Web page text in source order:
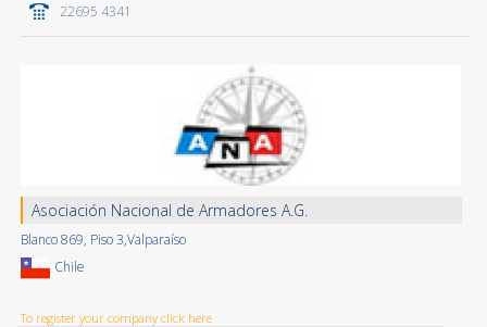
22695 4341
Asociación Nacional de Armadores A.G.
Blanco 869, Piso 3,Valparaíso
Chile
To register your company click here